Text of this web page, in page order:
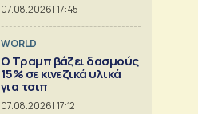
07.08.2026 | 17:45
WORLD
Ο Τραμπ βάζει δασμούς
15% σε κινεζικά υλικά
για τσιπ
07.08.2026 | 17:12